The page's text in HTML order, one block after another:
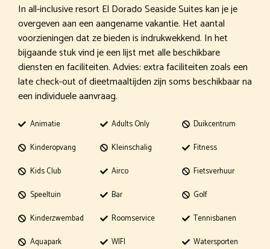
In all-inclusive resort El Dorado Seaside Suites kan je je
overgeven aan een aangename vakantie. Het aantal
voorzieningen dat ze bieden is indrukwekkend. In het
bijgaande stuk vind je een lijst met alle beschikbare
diensten en faciliteiten. Advies: extra faciliteiten zoals een
late check-out of dieetmaaltijden zijn soms beschikbaar na
een individuele aanvraag.
Animatie
Kinderopvang
Kids Club
Speeltuin
Kinderzwembad
Aquapark
Adults Only
Kleinschalig
Airco
Bar
Roomservice
WIFI
Duikcentrum
Fitness
Fietsverhuur
Golf
Tennisbanen
Watersporten